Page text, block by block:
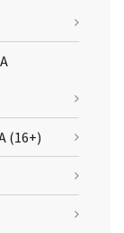
(16+)